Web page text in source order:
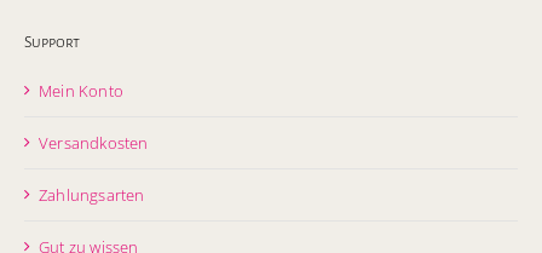
Support
Mein Konto
Versandkosten
Zahlungsarten
Gut zu wissen